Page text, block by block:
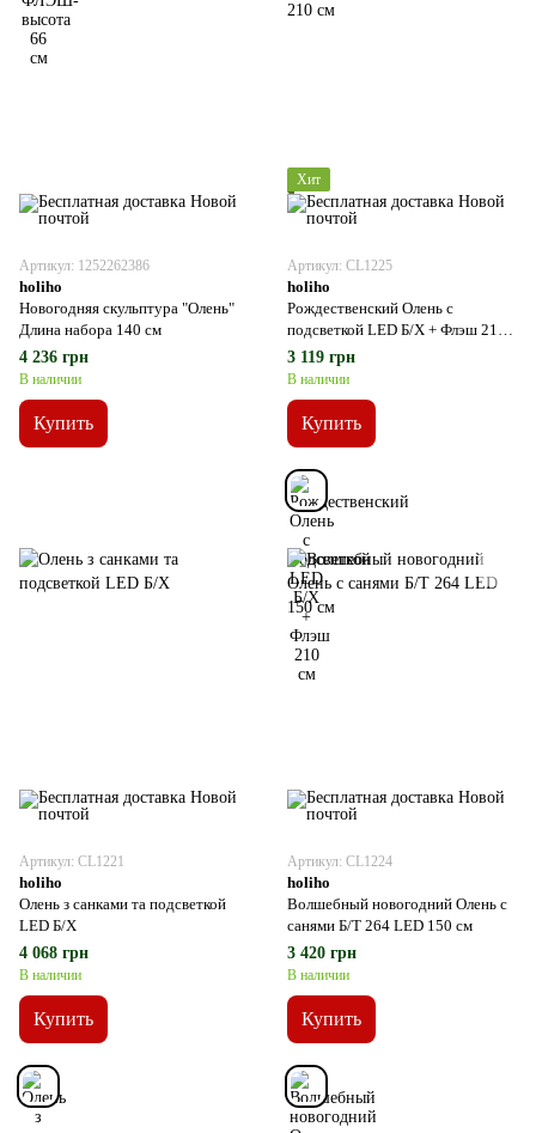
Артикул: 1252262386
holiho
Новогодняя скульптура "Олень"
Длина набора 140 см
4 236 грн
В наличии
Купить
Хит
Артикул: CL1225
holiho
Рождественский Олень с
подсветкой LED Б/Х + Флэш 210
см
3 119 грн
В наличии
Купить
Артикул: CL1221
holiho
Олень з санками та подсветкой
LED Б/Х
4 068 грн
В наличии
Купить
Артикул: CL1224
holiho
Волшебный новогодний Олень с
санями Б/Т 264 LED 150 см
3 420 грн
В наличии
Купить